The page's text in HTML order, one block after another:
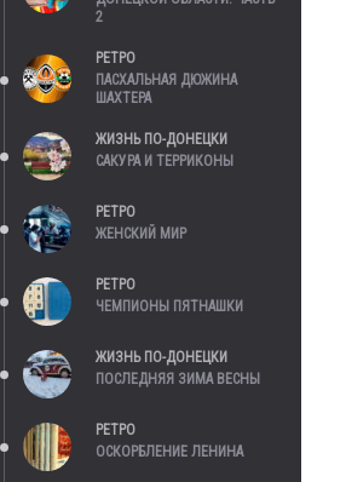
2
РЕТРО
ПАСХАЛЬНАЯ ДЮЖИНА
ШАХТЕРА
ЖИЗНЬ ПО-ДОНЕЦКИ
САКУРА И ТЕРРИКОНЫ
РЕТРО
ЖЕНСКИЙ МИР
РЕТРО
ЧЕМПИОНЫ ПЯТНАШКИ
ЖИЗНЬ ПО-ДОНЕЦКИ
ПОСЛЕДНЯЯ ЗИМА ВЕСНЫ
РЕТРО
ОСКОРБЛЕНИЕ ЛЕНИНА